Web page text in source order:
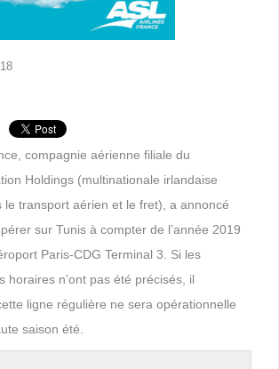
compagnie aérienne filiale du
Holdings (multinationale irlandaise
le transport aérien et le fret), a annoncé
sur Tunis à compter de l’année 2019
Paris-CDG Terminal 3. Si les
horaires n’ont pas été précisés, il
ligne régulière ne sera opérationnelle
saison été.